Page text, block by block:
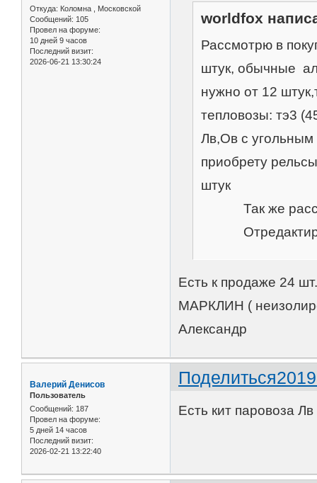
Откуда: Коломна , Московской
Сообщений: 105
Провел на форуме:
10 дней 9 часов
Последний визит:
2026-06-21 13:30:24
worldfox
Рассмотрю в
штук, обычные
нужно от 12
тепловозы: тэ3
Лв,Ов с угольным
приобрету
штук
Так же
Есть к продаже 24
МАРКЛИН (
Александр
Поделиться
Валерий Денисов
Пользователь
Сообщений: 187
Провел на форуме:
5 дней 14 часов
Последний визит:
2026-02-21 13:22:40
Есть кит паровоза